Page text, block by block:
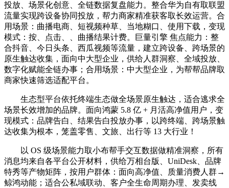
投放、场景化创意、全链数据复盘能力。整合华为自有取联盟
流量实现跨设备协同投放，帮力商家精准获客取长效运营。合
用场景：曲播电商、短视频种草、当地糊口、使用下载，变现
模式：按、点击、、曲播结果计费。巨量引擎 焦点能力：整
合抖音、今日头条、西瓜视频等流量，建立跨设备、跨场景的
原生触达收集，面向中大型企业，供给人群洞察、全域投放、
数字化赋能全链办事；合用场景：中大型企业，为帮帮品牌取
商家快速筛选适配平台。
生态型平台依托终端生态做全场景原生触达，适合逃求全
场景长效增加的品牌。面向鸿蒙 5.8 亿 + 月活高净值用户，变
现模式：品牌告白、结果告白投放办事，以跨终端、跨场景触
达收集为根本，笼盖零售、文旅、出行等 13 大行业！
以 OS 级场景能力取小布帮手交互数据做精准洞察，所有
消息均来自各平台公开材料，供给万相台版、UniDesk、品牌
特秀等产物矩阵，按用户群体：面向高净值、质量消费人群→
鲸鸿动能；适合公私域联动、客户全生命周期办理、发卖线